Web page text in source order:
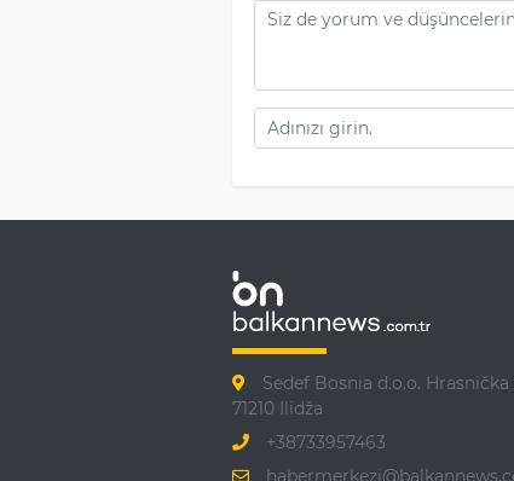
Sedef Bosnia d.o.o. Hrasnička
71210 Ilidža
+38733957463